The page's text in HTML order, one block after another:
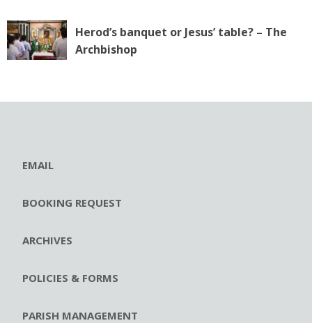
Herod’s banquet or Jesus’ table? – The
Archbishop
EMAIL
BOOKING REQUEST
ARCHIVES
POLICIES & FORMS
PARISH MANAGEMENT